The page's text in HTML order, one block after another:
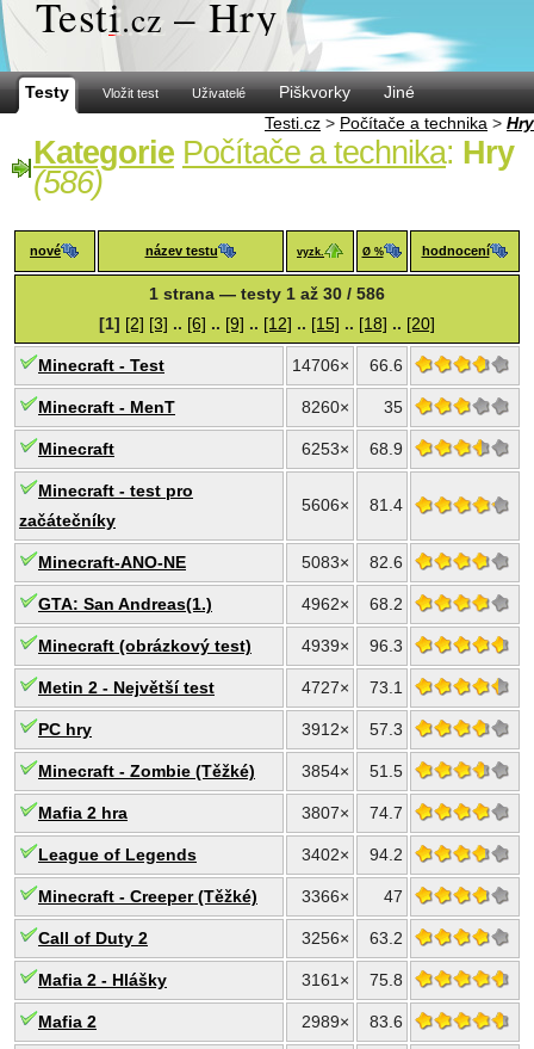
Testi.cz – Hry
Testy Vložit test Uživatelé Piškvorky
Jiné
Testi.cz > Počítače a technika > Hry
Kategorie Počítače a technika: Hry
(586)
nové název testu vyzk. Ø % hodnocení
1 strana — testy 1 až 30 / 586
[1] [2] [3] .. [6] .. [9] .. [12] .. [15] .. [18] .. [20]
Minecraft - Test 14706× 66.6
Minecraft - MenT 8260× 35
Minecraft 6253× 68.9
Minecraft - test pro
začátečníky
5606× 81.4
Minecraft-ANO-NE 5083× 82.6
GTA: San Andreas(1.) 4962× 68.2
Minecraft (obrázkový test) 4939× 96.3
Metin 2 - Největší test 4727× 73.1
PC hry 3912× 57.3
Minecraft - Zombie (Těžké) 3854× 51.5
Mafia 2 hra 3807× 74.7
League of Legends 3402× 94.2
Minecraft - Creeper (Těžké) 3366× 47
Call of Duty 2 3256× 63.2
Mafia 2 - Hlášky 3161× 75.8
Mafia 2 2989× 83.6